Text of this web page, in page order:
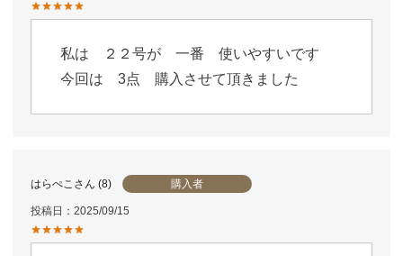
私は　２２号が　一番　使いやすいです
今回は　3点　購入させて頂きました
はらぺこ 8 購入者
投稿日 2025/09/15